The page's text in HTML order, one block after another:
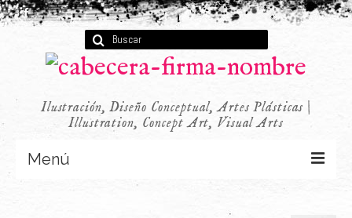
Buscar
por:
Ilustración, Diseño Conceptual, Artes Plásticas |
Illustration, Concept Art, Visual Arts
Menú